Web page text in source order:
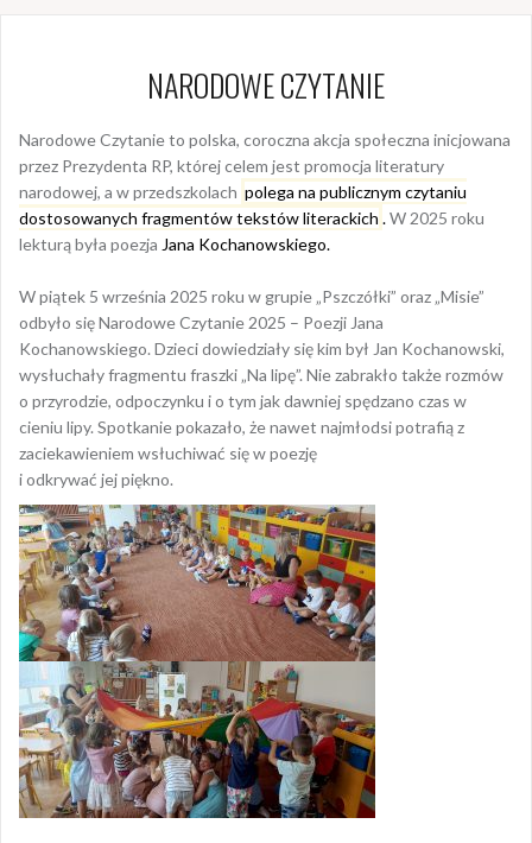
NARODOWE CZYTANIE
Narodowe Czytanie to polska, coroczna akcja społeczna inicjowana
przez Prezydenta RP, której celem jest promocja literatury
narodowej, a w przedszkolach polega na publicznym czytaniu
dostosowanych fragmentów tekstów literackich .W 2025 roku
lekturą była poezja Jana Kochanowskiego.
W piątek 5 września 2025 roku w grupie „Pszczółki” oraz „Misie”
odbyło się Narodowe Czytanie 2025 – Poezji Jana
Kochanowskiego. Dzieci dowiedziały się kim był Jan Kochanowski,
wysłuchały fragmentu fraszki „Na lipę”. Nie zabrakło także rozmów
o przyrodzie, odpoczynku i o tym jak dawniej spędzano czas w
cieniu lipy. Spotkanie pokazało, że nawet najmłodsi potrafią z
zaciekawieniem wsłuchiwać się w poezję
i odkrywać jej piękno.